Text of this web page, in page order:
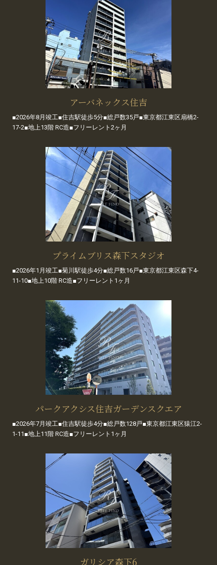
アーバネックス住吉
■2026年8月竣工■住吉駅徒歩5分■総戸数35戸■東京都江東区扇橋2-
17-2■地上13階 RC造■フリーレント2ヶ月
プライムブリス森下スタジオ
■2026年1月竣工■菊川駅徒歩4分■総戸数16戸■東京都江東区森下4-
11-10■地上10階 RC造■フリーレント1ヶ月
パークアクシス住吉ガーデンスクエア
■2026年7月竣工■住吉駅徒歩4分■総戸数128戸■東京都江東区猿江2-
1-11■地上11階 RC造■フリーレント1ヶ月
ガリシア森下6